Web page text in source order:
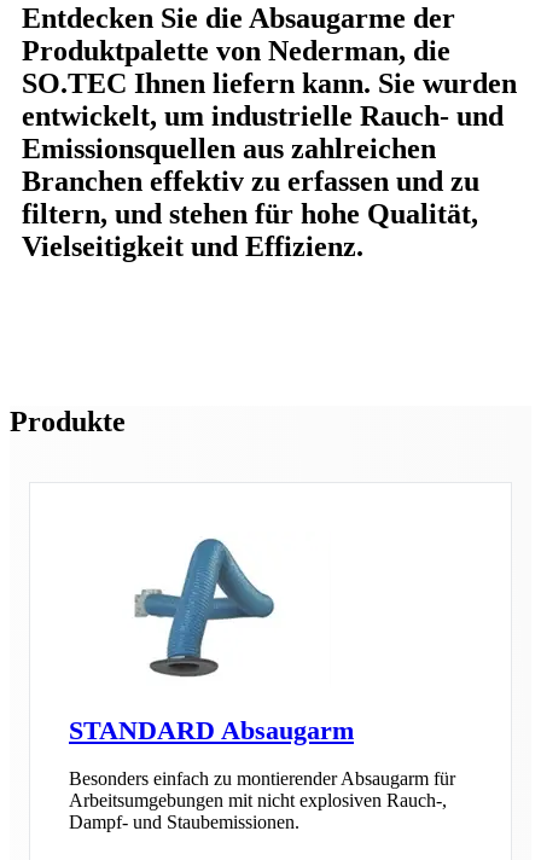
Entdecken Sie die Absaugarme der
Produktpalette von Nederman, die
SO.TEC Ihnen liefern kann. Sie wurden
entwickelt, um industrielle Rauch- und
Emissionsquellen aus zahlreichen
Branchen effektiv zu erfassen und zu
filtern, und stehen für hohe Qualität,
Vielseitigkeit und Effizienz.
Produkte
STANDARD Absaugarm
Besonders einfach zu montierender Absaugarm für
Arbeitsumgebungen mit nicht explosiven Rauch-,
Dampf- und Staubemissionen.